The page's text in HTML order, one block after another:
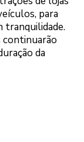
para
tranquilidade.
continuarão
da